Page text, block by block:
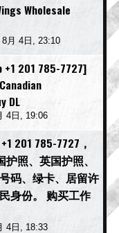
Wholesale
8月 4日, 23:10
+1 201 785-7727]
DL
4日, 19:06
201 785-7727，
照、英国护照、
码、绿卡、居留许
身份。 购买工作
4日, 18:33